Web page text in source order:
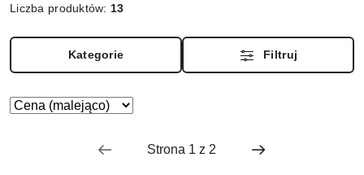
Liczba produktów: 13
Kategorie Filtruj
Zastosowano
Sortuj